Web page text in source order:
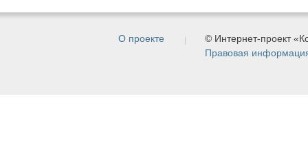
О проекте
© Интернет-проект
Правовая